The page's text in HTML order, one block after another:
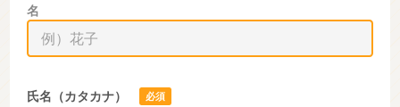
名
氏名（カタカナ） 必須